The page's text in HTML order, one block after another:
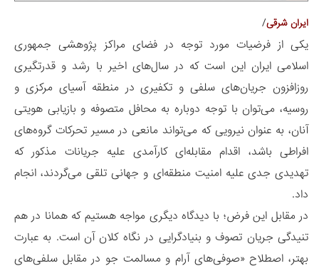
ایران شرقی/
یکی از فرضیات مورد توجه در فضای مراکز پژوهشی جمهوری
اسلامی ایران این است که در سال‌های اخیر با رشد و قدرتگیری
روز‌افزون جریان‌های سلفی و تکفیری در منطقه آسیای مرکزی و
روسیه، می‌توان با توجه دوباره به محافل متصوفه و بازیابی هویتی
آنان، به عنوان نیرویی که می‌تواند مانعی در مسیر تحرکات گروه‌های
افراطی باشد، اقدام مقابله‌ای کارآمدی علیه جریانات مذکور که
تهدیدی جدی علیه امنیت منطقه‌ای و جهانی تلقی می‌گردند، انجام
داد.
در مقابل این فرض؛ با دیدگاه دیگری مواجه هستیم که همانا در هم
تنیدگی جریان تصوف و بنیادگرایی در نگاه کلان آن است. به عبارت
بهتر، اصطلاح «صوفی‌های آرام و مسالمت جو در مقابل سلفی‌های